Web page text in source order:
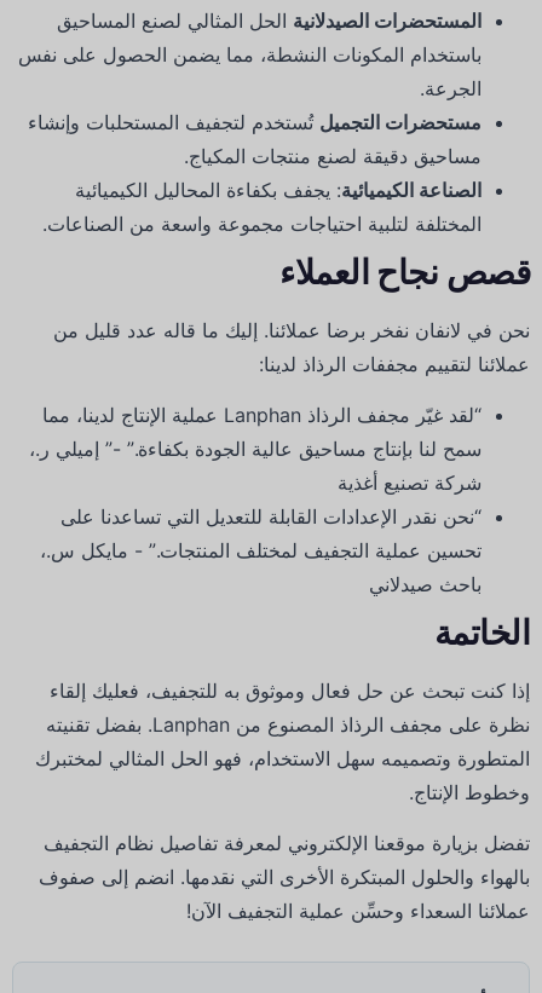
المستحضرات الصيدلانية الحل المثالي لصنع المساحيق
باستخدام المكونات النشطة، مما يضمن الحصول على نفس
الجرعة.
مستحضرات التجميل تُستخدم لتجفيف المستحلبات وإنشاء
مساحيق دقيقة لصنع منتجات المكياج.
الصناعة الكيميائية: يجفف بكفاءة المحاليل الكيميائية
المختلفة لتلبية احتياجات مجموعة واسعة من الصناعات.
قصص نجاح العملاء
نحن في لانفان نفخر برضا عملائنا. إليك ما قاله عدد قليل من
عملائنا لتقييم مجففات الرذاذ لدينا:
“لقد غيّر مجفف الرذاذ Lanphan عملية الإنتاج لدينا، مما
سمح لنا بإنتاج مساحيق عالية الجودة بكفاءة.” -” إميلي ر.،
شركة تصنيع أغذية
“نحن نقدر الإعدادات القابلة للتعديل التي تساعدنا على
تحسين عملية التجفيف لمختلف المنتجات.” - مايكل س.،
باحث صيدلاني
الخاتمة
إذا كنت تبحث عن حل فعال وموثوق به للتجفيف، فعليك إلقاء
نظرة على مجفف الرذاذ المصنوع من Lanphan.
بفضل تقنيته
المتطورة وتصميمه سهل الاستخدام، فهو الحل المثالي لمختبرك
وخطوط الإنتاج.
تفضل بزيارة موقعنا الإلكتروني لمعرفة تفاصيل نظام التجفيف
بالهواء والحلول المبتكرة الأخرى التي نقدمها. انضم إلى صفوف
عملائنا السعداء وحسِّن عملية التجفيف الآن!